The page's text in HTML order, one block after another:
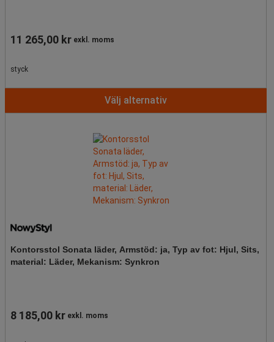
11 265,00 kr exkl. moms
styck
Välj alternativ
Kontorsstol Sonata läder, Armstöd: ja, Typ av fot: Hjul, Sits,
material: Läder, Mekanism: Synkron
8 185,00 kr exkl. moms